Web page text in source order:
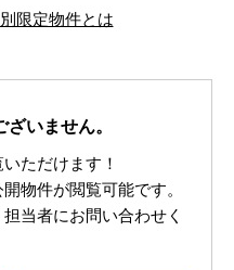
限定物件とは
いません。
ただけます！
物件が閲覧可能です。
当者にお問い合わせく